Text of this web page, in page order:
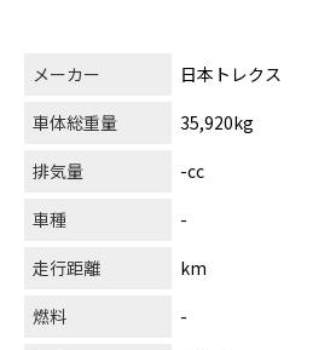
メーカー
日本トレクス
車体総重量
35,920kg
排気量
-cc
車種
-
走行距離
km
燃料
-